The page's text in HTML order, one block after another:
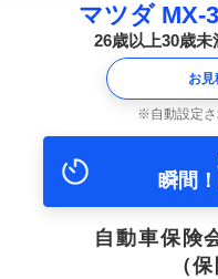
マツダ MX-
26歳以上30歳
お見
自動設定
瞬間
自動車保険
（